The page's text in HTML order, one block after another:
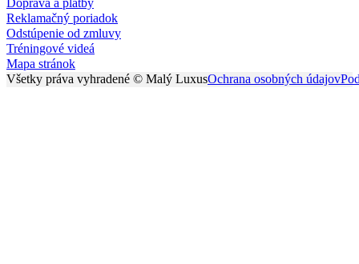
Doprava a platby
Reklamačný poriadok
Odstúpenie od zmluvy
Tréningové videá
Mapa stránok
Všetky práva vyhradené © Malý LuxusOchrana osobných údajov